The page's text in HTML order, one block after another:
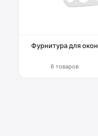
Фурнитура для окон
6 товаров